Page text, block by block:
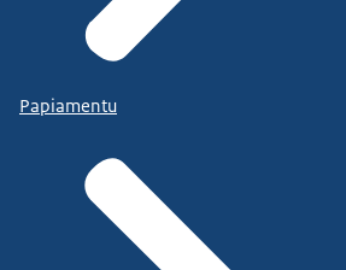
Papiamentu